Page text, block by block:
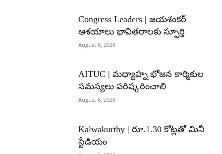
Congress Leaders | జయశంకర్
ఆశయాలు భావితరాలకు స్ఫూర్తి
August 6, 2026
AITUC | మధ్యాహ్న భోజన కార్మికుల
సమస్యలు పరిష్కరించాలి
August 6, 2026
Kalwakurthy | రూ.1.30 కోట్లతో మినీ
స్టేడియం